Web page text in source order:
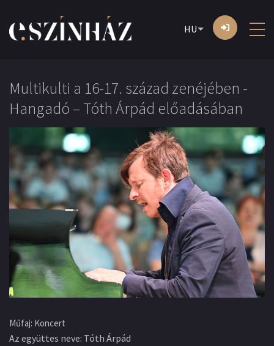
HU
Multikulti a 16-17. század zenéjében -
Hangadó – Tóth Árpád előadásában
Műfaj: Koncert
Az együttes neve: Tóth Árpád